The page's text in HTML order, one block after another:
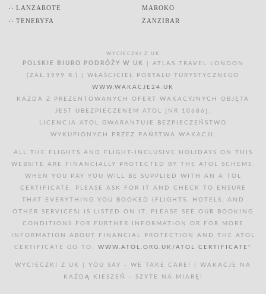
∴ LANZAROTE
∴ TENERYFA
MAROKO
ZANZIBAR
WYCIECZKI Z UK
POLSKIE BIURO PODRÓŻY W UK
| ATLAS TRAVEL LONDON
(ZAŁ.1999 R.) | WŁAŚCICIEL PORTALU TURYSTYCZNEGO
WWW.WAKACJE24.UK
KAŻDA Z PREZENTOWANYCH OFERT WAKACYJNYCH OBJĘTA
JEST UBEZPIECZENEM ATOL [NR 10686].
LICENCJA ATOL GWARANTUJE BEZPIECZEŃSTWO
WYKUPIONYCH PRZEZ PAŃSTWA WAKACJI.
ALL THE FLIGHTS AND FLIGHT-INCLUSIVE HOLIDAYS ON THIS
WEBSITE ARE FINANCIALLY PROTECTED BY THE ATOL SCHEME.
WHEN YOU PAY YOU WILL BE SUPPLIED WITH AN A TOL
CERTIFICATE. PLEASE ASK FOR IT AND CHECK TO ENSURE
THAT EVERYTHING YOU BOOKED (FLIGHTS, HOTELS, AND
OTHER SERVICES) IS LISTED ON IT. PLEASE SEE OUR BOOKING
CONDITIONS FOR FURTHER INFORMATION OR FOR MORE
INFORMATION ABOUT FINANCIAL PROTECTION AND THE ATOL
CERTIFICATE GO TO: WWW.ATOL.ORG.UK/ATOL CERTIFICATE "
WYCIECZKI Z UK | YOU SAY - WE TAKE CARE! | WAKACJE NA
KAŻDĄ KIESZEŃ - SZYTE NA MIARĘ!